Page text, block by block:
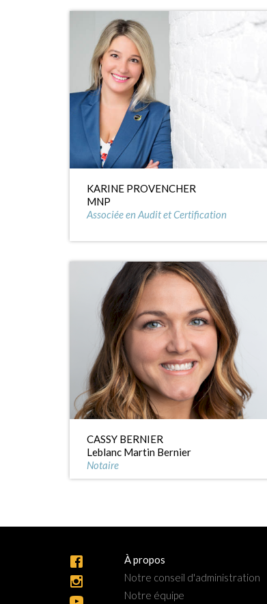
KARINE PROVENCHER
MNP
Associée en Audit et Certification
CASSY BERNIER
Leblanc Martin Bernier
Notaire
À propos
Notre conseil d'administration
Notre équipe